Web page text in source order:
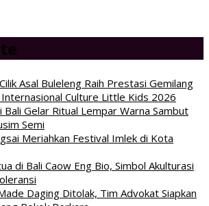
Asal Buleleng Raih Prestasi Gemilang
Culture Little Kids 2026
Bali Gelar Ritual Lempar Warna Sambut
Semi
Meriahkan Festival Imlek di Kota
di Bali Caow Eng Bio, Simbol Akulturasi
Daging Ditolak, Tim Advokat Siapkan